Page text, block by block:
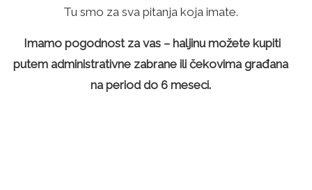
Tu smo za sva pitanja koja imate.
Imamo pogodnost za vas – haljinu možete kupiti
putem administrativne zabrane ili čekovima građana
na period do 6 meseci.